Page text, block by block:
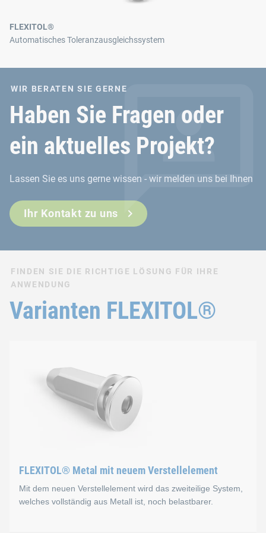
FLEXITOL®
Automatisches Toleranzausgleichssystem
WIR BERATEN SIE GERNE
Haben Sie Fragen oder
ein aktuelles Projekt?
Lassen Sie es uns gerne wissen - wir melden uns bei Ihnen
Ihr Kontakt zu uns
FINDEN SIE DIE RICHTIGE LÖSUNG FÜR IHRE
ANWENDUNG
Varianten FLEXITOL®
FLEXITOL® Metal mit neuem Verstellelement
Mit dem neuen Verstellelement wird das zweiteilige System,
welches vollständig aus Metall ist, noch belastbarer.